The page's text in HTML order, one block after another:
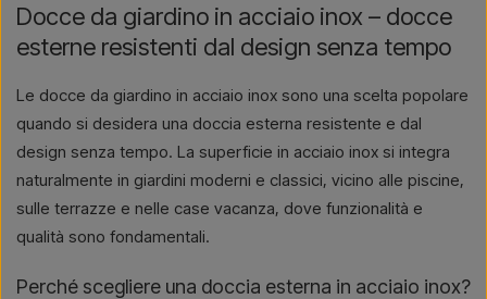
Docce da giardino in acciaio inox – docce
esterne resistenti dal design senza tempo
Le docce da giardino in acciaio inox sono una scelta popolare
quando si desidera una doccia esterna resistente e dal
design senza tempo. La superficie in acciaio inox si integra
naturalmente in giardini moderni e classici, vicino alle piscine,
sulle terrazze e nelle case vacanza, dove funzionalità e
qualità sono fondamentali.
Perché scegliere una doccia esterna in acciaio inox?